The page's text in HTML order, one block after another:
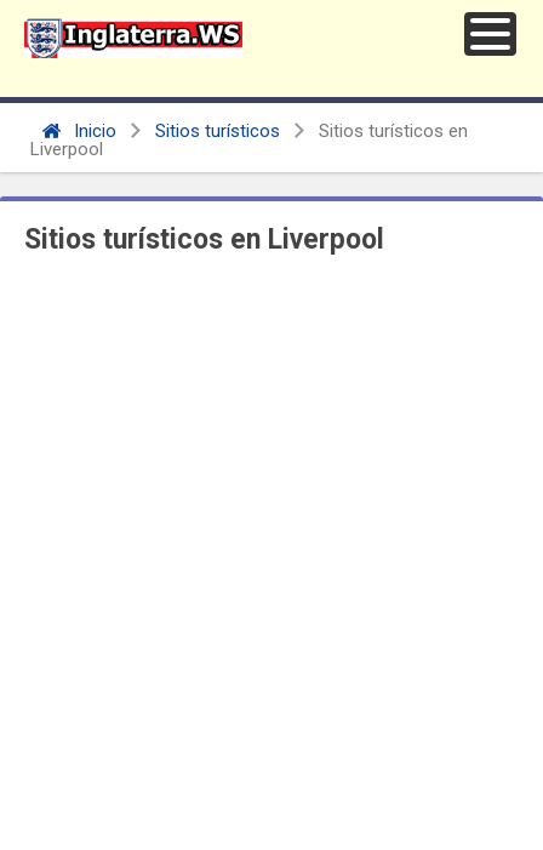
Inicio Sitios turísticos
Sitios turísticos en
Liverpool
Sitios turísticos en Liverpool